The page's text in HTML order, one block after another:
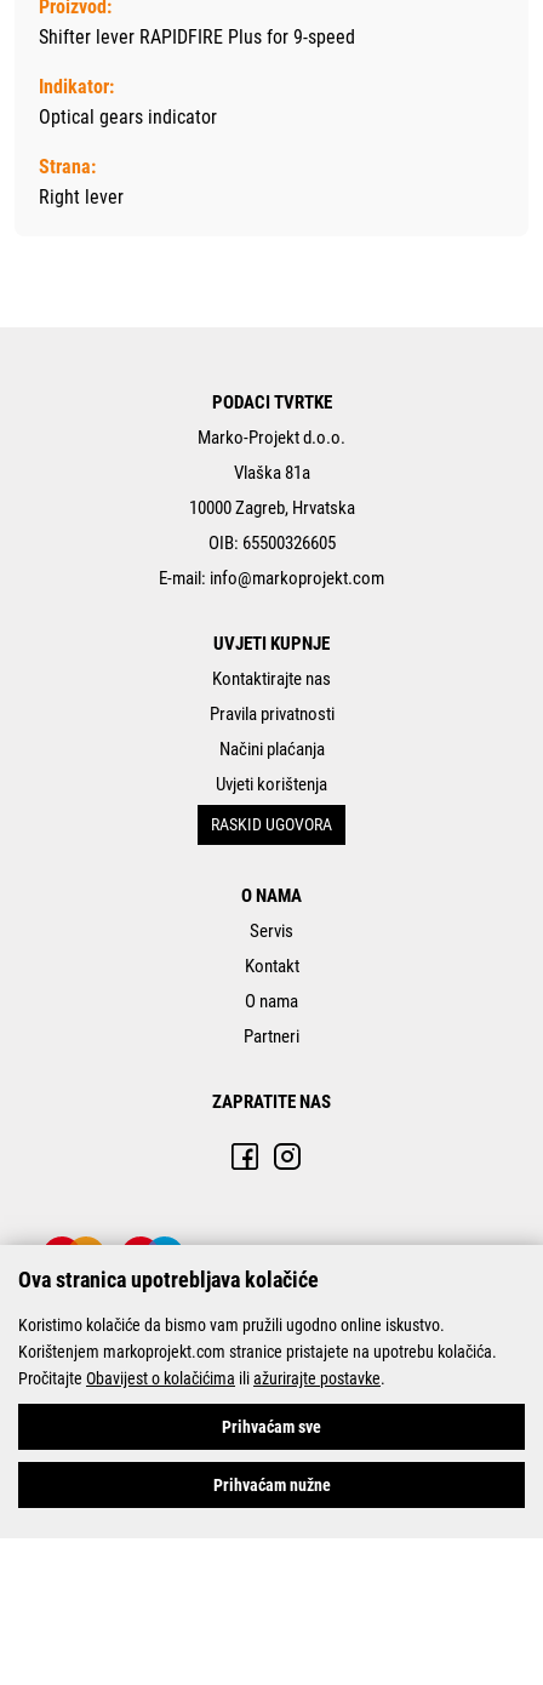
Proizvod:
Shifter lever RAPIDFIRE Plus for 9-speed
Indikator:
Optical gears indicator
Strana:
Right lever
PODACI TVRTKE
Marko-Projekt d.o.o.
Vlaška 81a
10000 Zagreb, Hrvatska
OIB: 65500326605
E-mail: info@markoprojekt.com
UVJETI KUPNJE
Kontaktirajte nas
Pravila privatnosti
Načini plaćanja
Uvjeti korištenja
RASKID UGOVORA
O NAMA
Servis
Kontakt
O nama
Partneri
ZAPRATITE NAS
© Marko-Projekt 2026
Ova stranica upotrebljava kolačiće
Koristimo kolačiće da bismo vam pružili ugodno online iskustvo.
Korištenjem markoprojekt.com stranice pristajete na upotrebu kolačića.
Pročitajte Obavijest o kolačićima iliažurirajte postavke.
Prihvaćam sve
Prihvaćam nužne